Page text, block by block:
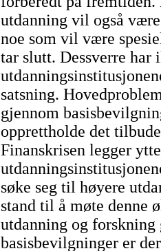
utdanning vil også
noe som vil være
tar slutt. Dessverre har
satsning.
gjennom
opprettholde det
Finanskrisen legger
søke seg til høyere
stand til å møte denne
utdanning og
basisbevilgninger er